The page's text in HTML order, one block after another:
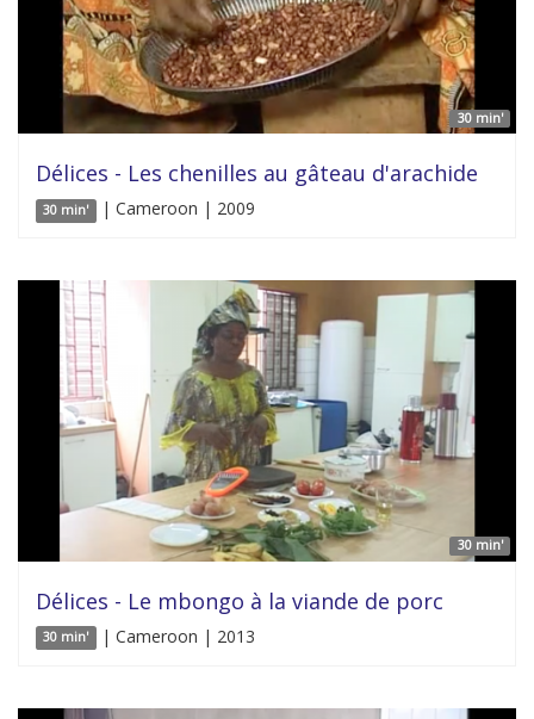
30 min'
Délices - Les chenilles au gâteau d'arachide
30 min' | Cameroon | 2009
30 min'
Délices - Le mbongo à la viande de porc
30 min' | Cameroon | 2013